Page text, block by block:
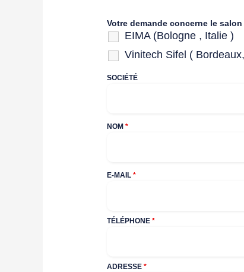
Votre demande concerne le
EIMA (Bologne , Italie )
Vinitech Sifel (
SOCIÉTÉ
NOM*
E-MAIL*
TÉLÉPHONE*
ADRESSE*